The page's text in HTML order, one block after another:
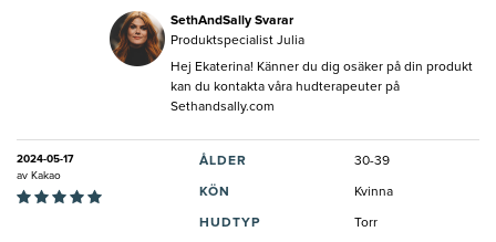
SethAndSally Svarar
Produktspecialist Julia
Hej Ekaterina! Känner du dig osäker på din produkt
kan du kontakta våra hudterapeuter på
Sethandsally.com
2024-05-17
av Kakao
ÅLDER 30-39
KÖN Kvinna
HUDTYP Torr